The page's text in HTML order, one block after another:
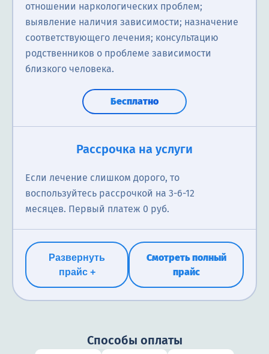
отношении наркологических проблем;
выявление наличия зависимости; назначение
соответствующего лечения; консультацию
родственников о проблеме зависимости
близкого человека.
Бесплатно
официального заявления о наличии зависимости
для получения медицинской помощи, документов,
суда, заграничных поездок и устройства на работу.
бесплатно
отношении наркологических проблем; выявление
наличия наркотической зависимости; назначение
соответствующего лечения; консультацию
родственников о проблеме зависимости близкого
человека.
бесплатно
Рассрочка на услуги
Если лечение слишком дорого, то
воспользуйтесь рассрочкой на 3-6-12
месяцев. Первый платеж 0 руб.
Развернуть
прайс +
Смотреть полный
прайс
Способы оплаты